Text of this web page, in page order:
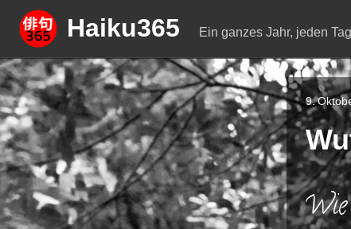
Springe
zum
Inhalt
Haiku365 Ein ganzes Jahr, jeden
9.